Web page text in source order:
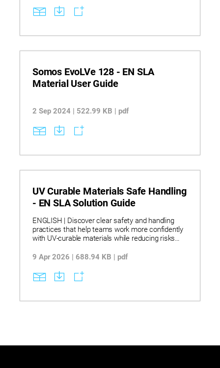
Somos EvoLVe 128 - EN SLA
Material User Guide
2 Sep 2024 | 522.99 KB | pdf
UV Curable Materials Safe Handling
- EN SLA Solution Guide
ENGLISH | Discover clear safety and handling
practices that help teams work more confidently
with UV‑curable materials while reducing risks
workflows that use UV‑curable resins, controlled
methods to support stable curing and consistent
part quality. See how correct handling, ventilation,
operations, less waste, and smoother day‑to‑day
9 Apr 2026 | 688.94 KB | pdf